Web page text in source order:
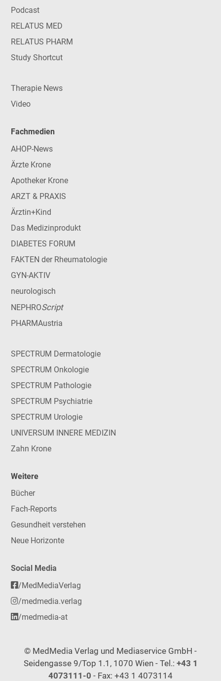
Podcast
RELATUS MED
RELATUS PHARM
Study Shortcut
Therapie News
Video
Fachmedien
AHOP-News
Ärzte Krone
Apotheker Krone
ARZT & PRAXIS
Ärztin+Kind
Das Medizinprodukt
DIABETES FORUM
FAKTEN der Rheumatologie
GYN-AKTIV
neurologisch
NEPHROScript
PHARMAustria
SPECTRUM Dermatologie
SPECTRUM Onkologie
SPECTRUM Pathologie
SPECTRUM Psychiatrie
SPECTRUM Urologie
UNIVERSUM INNERE MEDIZIN
Zahn Krone
Weitere
Bücher
Fach-Reports
Gesundheit verstehen
Neue Horizonte
Social Media
/MedMediaVerlag
/medmedia.verlag
/medmedia-at
© MedMedia Verlag und Mediaservice GmbH -
Seidengasse 9/Top 1.1, 1070 Wien - Tel.: +43 1
4073111-0 - Fax: +43 1 4073114